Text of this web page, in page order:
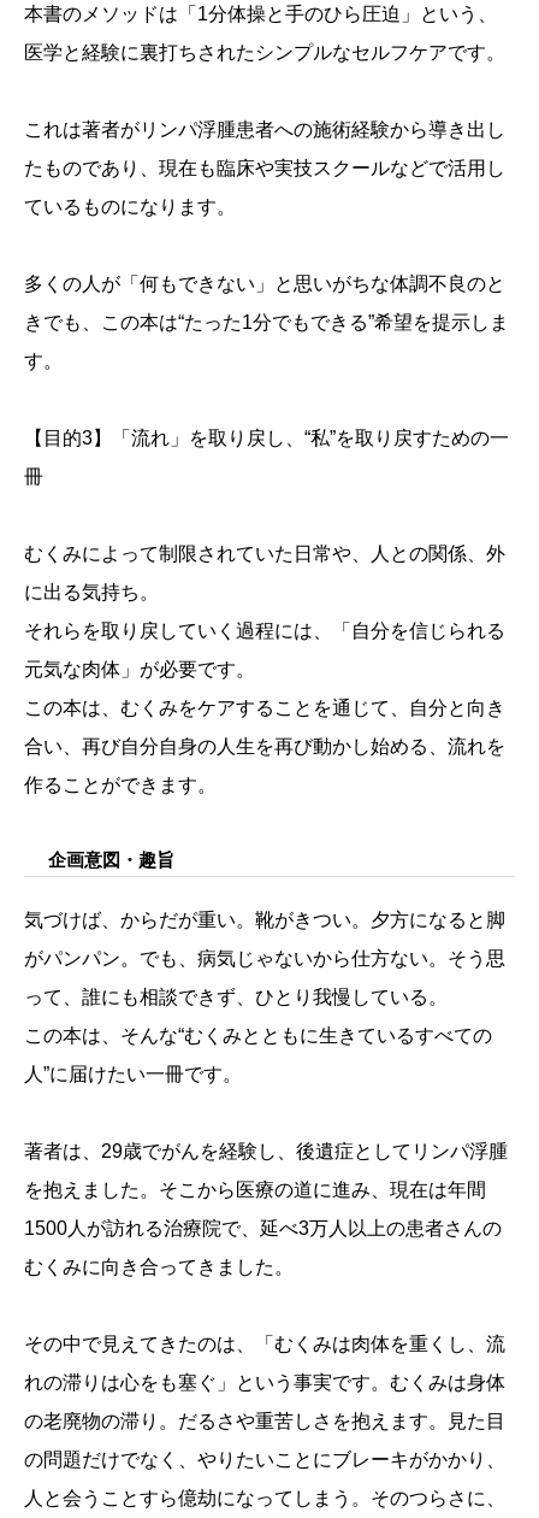
本書のメソッドは「1分体操と手のひら圧迫」という、
医学と経験に裏打ちされたシンプルなセルフケアです。
これは著者がリンパ浮腫患者への施術経験から導き出し
たものであり、現在も臨床や実技スクールなどで活用し
ているものになります。
多くの人が「何もできない」と思いがちな体調不良のと
きでも、この本は“たった1分でもできる”希望を提示しま
す。
【目的3】「流れ」を取り戻し、“私”を取り戻すための一
冊
むくみによって制限されていた日常や、人との関係、外
に出る気持ち。
それらを取り戻していく過程には、「自分を信じられる
元気な肉体」が必要です。
この本は、むくみをケアすることを通じて、自分と向き
合い、再び自分自身の人生を再び動かし始める、流れを
作ることができます。
企画意図・趣旨
気づけば、からだが重い。靴がきつい。夕方になると脚
がパンパン。でも、病気じゃないから仕方ない。そう思
って、誰にも相談できず、ひとり我慢している。
この本は、そんな“むくみとともに生きているすべての
人”に届けたい一冊です。
著者は、29歳でがんを経験し、後遺症としてリンパ浮腫
を抱えました。そこから医療の道に進み、現在は年間
1500人が訪れる治療院で、延べ3万人以上の患者さんの
むくみに向き合ってきました。
その中で見えてきたのは、「むくみは肉体を重くし、流
れの滞りは心をも塞ぐ」という事実です。むくみは身体
の老廃物の滞り。だるさや重苦しさを抱えます。見た目
の問題だけでなく、やりたいことにブレーキがかかり、
人と会うことすら億劫になってしまう。そのつらさに、